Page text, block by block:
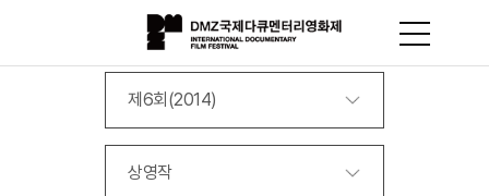
제6회(2014)
상영작